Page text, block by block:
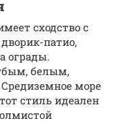
сходство с
патио,
ограды.
белым,
море
стиль идеален